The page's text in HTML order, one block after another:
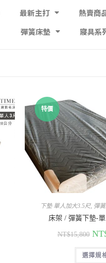
最新主打 熱賣商
彈簧床墊
寢具系
特價
下墊 單人加大3.5尺, 彈
床架 / 彈簧下墊-
NT$15,800
選擇規